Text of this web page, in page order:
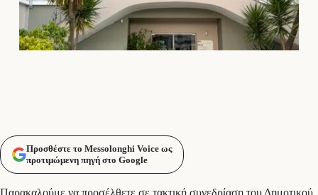
Προσθέστε το Messolonghi Voice ως
προτιμώμενη πηγή στο Google